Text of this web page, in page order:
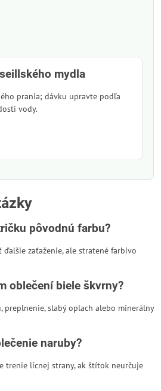
mydla
prania; dávku upravte podľa
vody.
pôvodnú farbu?
ďalšie zaťaženie, ale stratené farbivo
oblečení biele škvrny?
preplnenie, slabý oplach alebo minerálny
naruby?
trenie lícnej strany, ak štítok neurčuje